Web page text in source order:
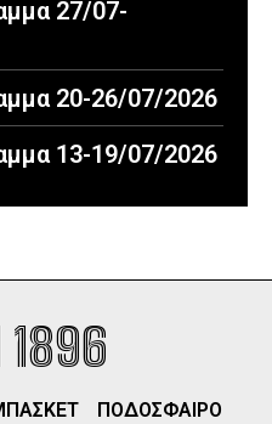
27/07-
20-26/07/2026
13-19/07/2026
ΠΟΔΟΣΦΑΙΡΟ